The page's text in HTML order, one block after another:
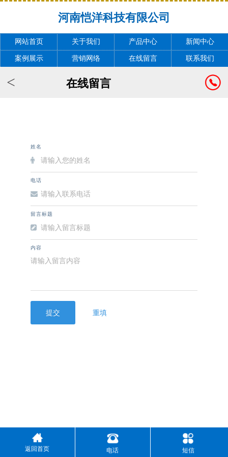
河南恺洋科技有限公司
网站首页 关于我们 产品中心 新闻中心
案例展示 营销网络 在线留言 联系我们
< 在线留言
姓名
电话
留言标题
内容
提交 重填
返回首页 电话 短信